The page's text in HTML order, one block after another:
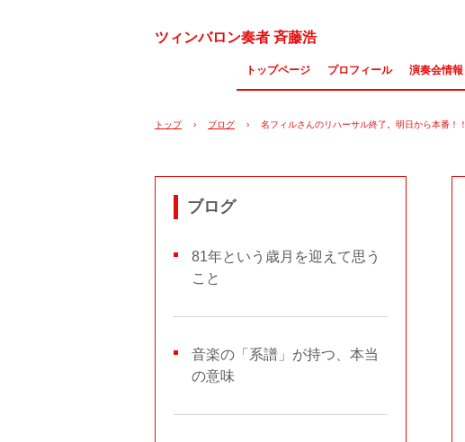
ツィンバロン奏者 斉藤浩
トップページ プロフィール 演奏会情報
トップ › ブログ › 名フィルさんのリハーサル終了。明日から本番！！
ブログ
81年という歳月を迎えて思う
こと
音楽の「系譜」が持つ、本当
の意味